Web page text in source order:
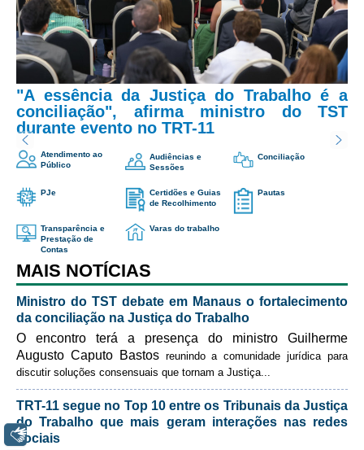
Servidores
Comitê de Segurança Permanente
Comitê de Combate ao Trabalho Infantil e de Estímulo à
Aprendizagem
Comitê de Incentivo à Participação Institucional Feminina
no âmbito do TRT-11
Moral, do Assédio Sexual e da Discriminação
Comitê Gestor do Plano de Contratações e Aquisições
no Âmbito do TRT11
Grupo Operacional do Centro de Inteligência
Comitê de Equidade de Raça, Gênero e Diversidade
Comitê PopRuaJud
Comissão de Justiça Itinerante
Comissão Permanente de Avaliação Documental
Automação e IA
Governança
Assunto
Mensagem*
Me envie uma cópia
Enviar email
"A essência da Justiça do Trabalho é a
conciliação", afirma ministro do TST
durante evento no TRT-11
Atendimento ao
Público
Audiências e
Sessões
Conciliação
PJe
Certidões e Guias
de Recolhimento
Pautas
Transparência e
Prestação de
Contas
Varas do trabalho
MAIS NOTÍCIAS
Ministro do TST debate em Manaus o fortalecimento
da conciliação na Justiça do Trabalho
O encontro terá a presença do ministro Guilherme
Augusto Caputo Bastosreunindo a comunidade jurídica para
discutir soluções consensuais que tornam a Justiça...
TRT-11 segue no Top 10 entre os Tribunais da Justiça
do Trabalho que mais geram interações nas redes
sociaisLibras